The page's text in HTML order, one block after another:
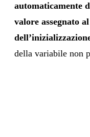
automaticamente
valore assegnato
della variabile non